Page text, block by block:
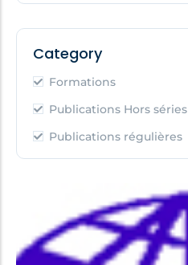
Category
Formations
Publications Hors séries
Publications régulières